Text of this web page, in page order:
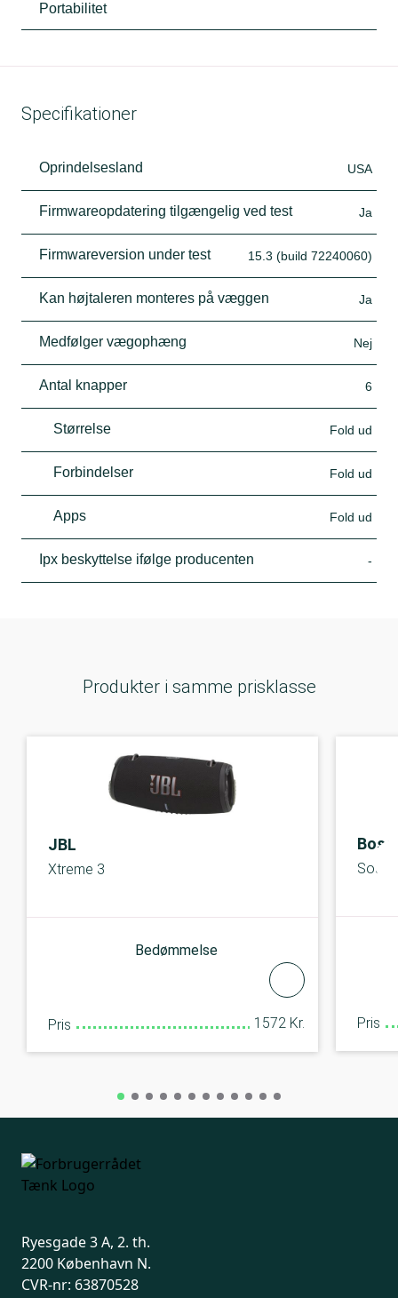
Portabilitet
Specifikationer
Oprindelsesland USA
Firmwareopdatering tilgængelig ved test Ja
Firmwareversion under test 15.3 (build 72240060)
Kan højtaleren monteres på væggen Ja
Medfølger vægophæng Nej
Antal knapper 6
Størrelse Fold ud
Forbindelser Fold ud
Apps Fold ud
Ipx beskyttelse ifølge producenten -
Produkter i samme prisklasse
JBL
Xtreme 3
Bedømmelse
Pris 1572 Kr.
Bose
Pris
Ryesgade 3 A, 2. th.
2200 København N.
CVR-nr: 63870528